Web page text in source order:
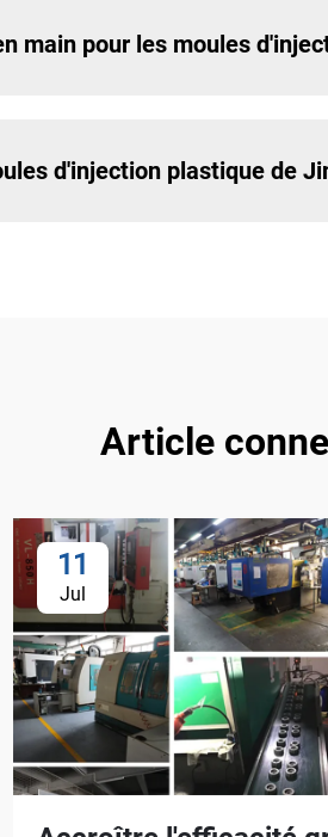
main pour les moules
d'injection plastique de
Article
11
Jul